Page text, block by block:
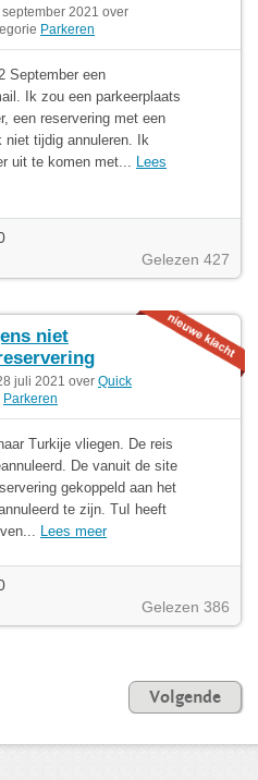
2021 over
Parkeren
September een
Ik zou een parkeerplaats
een reservering met een
tijdig annuleren. Ik
uit te komen met... Lees
Gelezen 427
niet
juli 2021 over Quick
Parkeren
Turkije vliegen. De reis
De vanuit de site
gekoppeld aan het
te zijn. TuI heeft
Lees meer
Gelezen 386
Volgende